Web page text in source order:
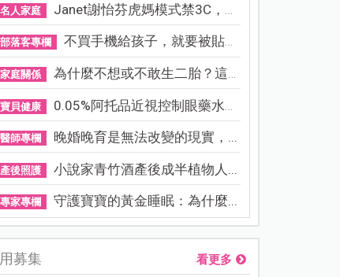
名人家庭 Janet謝怡芬虎媽模式禁3C，看...
部落客專欄 不買手機給孩子，就要被貼「...
家庭關係 為什麼不想或不敢生二胎？這8...
寶貝健康 0.05%阿托品近視控制眼藥水納...
醫師專欄 晚婚晚育是無法改變的現實，...
產後照護 小說家青竹酒產後成半植物人...
專家專欄 守護寶寶的黃金睡眠：為什麼...
募集 看更多